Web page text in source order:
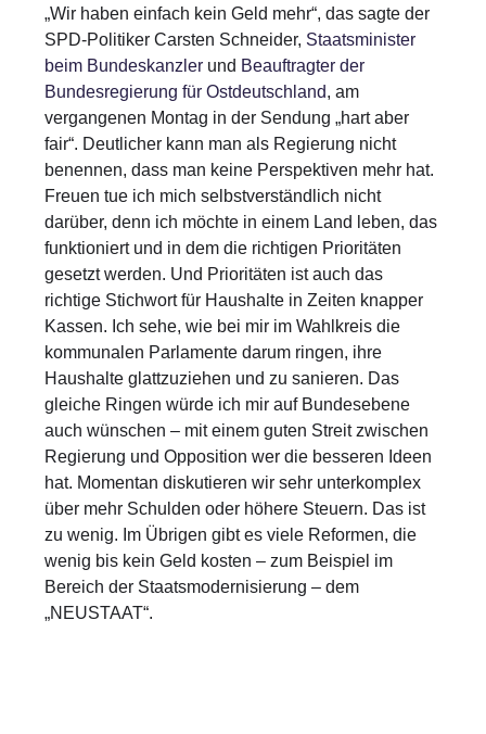
„Wir haben einfach kein Geld mehr“, das sagte der
SPD-Politiker Carsten Schneider, Staatsminister
beim Bundeskanzler und Beauftragter der
Bundesregierung für Ostdeutschland, am
vergangenen Montag in der Sendung „hart aber
fair“. Deutlicher kann man als Regierung nicht
benennen, dass man keine Perspektiven mehr hat.
Freuen tue ich mich selbstverständlich nicht
darüber, denn ich möchte in einem Land leben, das
funktioniert und in dem die richtigen Prioritäten
gesetzt werden. Und Prioritäten ist auch das
richtige Stichwort für Haushalte in Zeiten knapper
Kassen. Ich sehe, wie bei mir im Wahlkreis die
kommunalen Parlamente darum ringen, ihre
Haushalte glattzuziehen und zu sanieren. Das
gleiche Ringen würde ich mir auf Bundesebene
auch wünschen – mit einem guten Streit zwischen
Regierung und Opposition wer die besseren Ideen
hat. Momentan diskutieren wir sehr unterkomplex
über mehr Schulden oder höhere Steuern. Das ist
zu wenig. Im Übrigen gibt es viele Reformen, die
wenig bis kein Geld kosten – zum Beispiel im
Bereich der Staatsmodernisierung – dem
„NEUSTAAT“.